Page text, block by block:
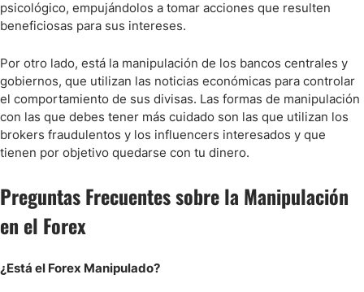
psicológico, empujándolos a tomar acciones que resulten
beneficiosas para sus intereses.
Por otro lado, está la manipulación de los bancos centrales y
gobiernos, que utilizan las noticias económicas para controlar
el comportamiento de sus divisas. Las formas de manipulación
con las que debes tener más cuidado son las que utilizan los
brokers fraudulentos y los influencers interesados y que
tienen por objetivo quedarse con tu dinero.
Preguntas Frecuentes sobre la Manipulación
en el Forex
¿Está el Forex Manipulado?